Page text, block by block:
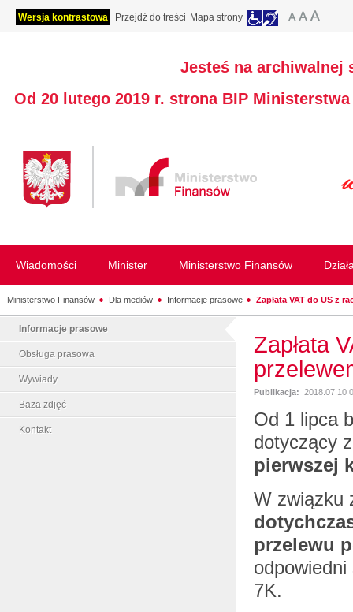
Wersja kontrastowa Przejdź do treści Mapa strony
Jesteś na archiwalnej
Od 20 lutego 2019 r. strona BIP
Wiadomości Minister Ministerstwo Finansów
Ministerstwo Finansów Dla mediów Informacje prasowe Zapłata VAT do US z
Informacje prasowe
Obsługa prasowa
Wywiady
Baza zdjęć
Kontakt
Zapłata
Publikacja: 2018.07.10
Od 1 lipca
dotyczący
pierwszej
W związku
przelewu
7K.